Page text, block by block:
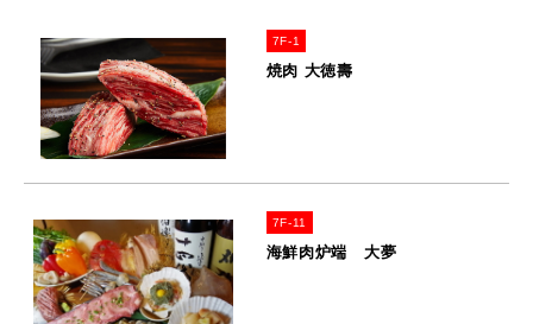
7F-1
焼肉 大徳壽
7F-11
海鮮肉炉端 大夢